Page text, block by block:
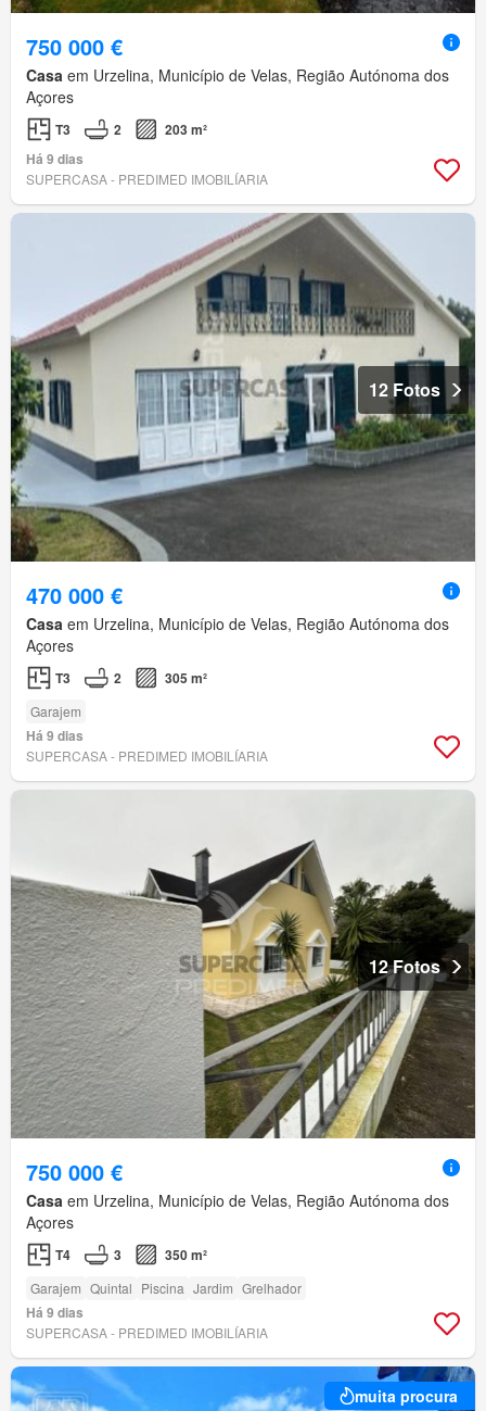
750 000 €
Casa em Urzelina, Município de Velas, Região Autónoma dos
Açores
T3 2
203 m²
Há 9 dias
SUPERCASA - PREDIMED IMOBILÍARIA
12 Fotos
470 000 €
Casa em Urzelina, Município de Velas, Região Autónoma dos
Açores
T3 2 305 m²
Garajem
Há 9 dias
SUPERCASA - PREDIMED IMOBILÍARIA
12 Fotos
750 000 €
Casa em Urzelina, Município de Velas, Região Autónoma dos
Açores
T4 3 350 m²
Garajem Quintal Piscina Jardim Grelhador
Há 9 dias
SUPERCASA - PREDIMED IMOBILÍARIA
muita procura